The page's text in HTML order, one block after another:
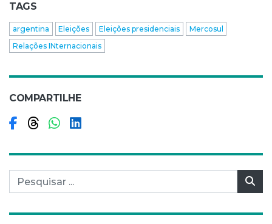
TAGS
argentina Eleições Eleições presidenciais
Mercosul
Relações INternacionais
COMPARTILHE
Compartilhar no Facebook
Compartilhar no Threads
Compartilhar no WhatsApp
Compartilhar no LinkedIn
Pesquisar por: